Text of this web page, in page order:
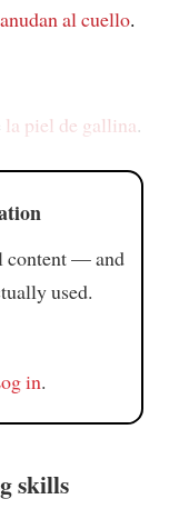
al cuello.
la piel de gallina.
content — and
used.
in.
skills